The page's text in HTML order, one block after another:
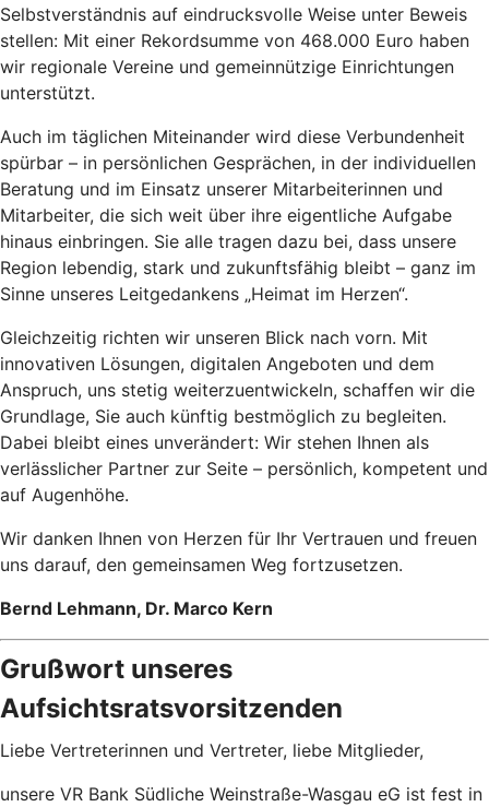
Selbstverständnis auf eindrucksvolle Weise unter Beweis
stellen: Mit einer Rekordsumme von 468.000 Euro haben
wir regionale Vereine und gemeinnützige Einrichtungen
unterstützt.
Auch im täglichen Miteinander wird diese Verbundenheit
spürbar – in persönlichen Gesprächen, in der individuellen
Beratung und im Einsatz unserer Mitarbeiterinnen und
Mitarbeiter, die sich weit über ihre eigentliche Aufgabe
hinaus einbringen. Sie alle tragen dazu bei, dass unsere
Region lebendig, stark und zukunftsfähig bleibt – ganz im
Sinne unseres Leitgedankens „Heimat im Herzen“.
Gleichzeitig richten wir unseren Blick nach vorn. Mit
innovativen Lösungen, digitalen Angeboten und dem
Anspruch, uns stetig weiterzuentwickeln, schaffen wir die
Grundlage, Sie auch künftig bestmöglich zu begleiten.
Dabei bleibt eines unverändert: Wir stehen Ihnen als
verlässlicher Partner zur Seite – persönlich, kompetent und
auf Augenhöhe.
Wir danken Ihnen von Herzen für Ihr Vertrauen und freuen
uns darauf, den gemeinsamen Weg fortzusetzen.
Bernd Lehmann, Dr. Marco Kern
Grußwort unseres
Aufsichtsratsvorsitzenden
Liebe Vertreterinnen und Vertreter, liebe Mitglieder,
unsere VR Bank Südliche Weinstraße-Wasgau eG ist fest in